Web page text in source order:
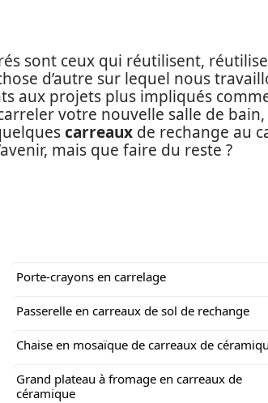
sont ceux qui réutilisent,
d’autre sur lequel nous
aux projets plus impliqués
votre nouvelle salle de
carreaux de rechange au
mais que faire du reste ?
Porte-crayons en carrelage
Passerelle en carreaux de sol de rechange
Chaise en mosaïque de carreaux de
Grand plateau à fromage en carreaux de
céramique